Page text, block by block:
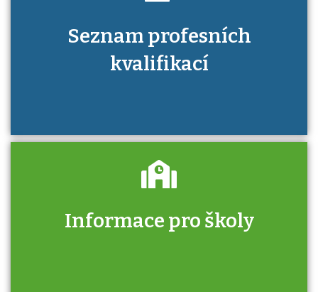
Seznam profesních
kvalifikací
Informace pro školy
Zjistěte, jak se přihlásit ke zkoušce a kde